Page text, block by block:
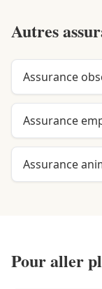
Autres
Assurance
Assurance
Assurance
Pour aller